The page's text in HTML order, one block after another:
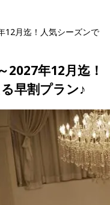
12月迄！人気シーズンで
2027年12月迄！
早割プラン♪